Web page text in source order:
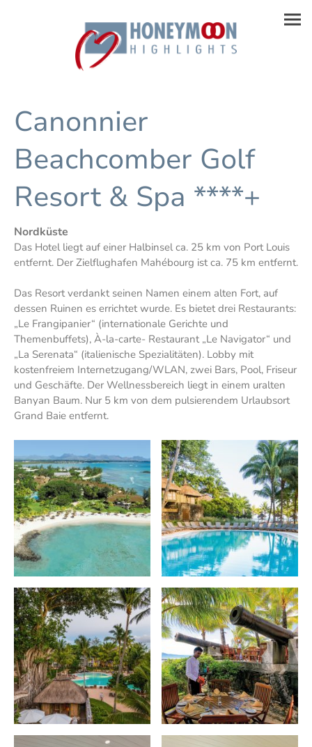
Canonnier
Beachcomber Golf
Resort & Spa ****+
Nordküste
Das Hotel liegt auf einer Halbinsel ca. 25 km von Port Louis
entfernt. Der Zielflughafen Mahébourg ist ca. 75 km entfernt.
Das Resort verdankt seinen Namen einem alten Fort, auf
dessen Ruinen es errichtet wurde. Es bietet drei Restaurants:
„Le Frangipanier“ (internationale Gerichte und
Themenbuffets), À-la-carte- Restaurant „Le Navigator“ und
„La Serenata“ (italienische Spezialitäten). Lobby mit
kostenfreiem Internetzugang/WLAN, zwei Bars, Pool, Friseur
und Geschäfte. Der Wellnessbereich liegt in einem uralten
Banyan Baum. Nur 5 km von dem pulsierendem Urlaubsort
Grand Baie entfernt.